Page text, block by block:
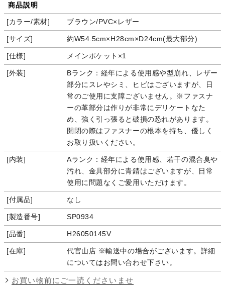
商品説明
カラー/素材 ブラウン/PVC×レザー
サイズ 約W54.5cm×H28cm×D24cm(最大部分)
仕様 メインポケット×1
外装
Bランク：経年による使用感や型崩れ、レザー
部分にスレやシミ、ヒビはございますが、日
常のご使用に支障ございません。※ファスナ
ーの革部分は作りが非常にデリケートなた
め、強く引っ張ると破損の恐れがあります。
開閉の際はファスナーの根本を持ち、優しく
お取り扱いください。
内装
Aランク：経年による使用感、若干の混合臭や
汚れ、金具部分に青錆はございますが、日常
使用に問題なくご愛用いただけます。
付属品 なし
製造番号 SP0934
品番 H26050145V
在庫
代官山店 ※輸送中の場合がございます。詳細
についてはお問い合わせ下さい。
お買い物前にご一読くださいませ